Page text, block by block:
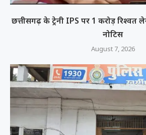
छत्तीसगढ़ के ट्रेनी IPS पर 1 करोड़ रिश्वत
नोटिस
August 7, 2026